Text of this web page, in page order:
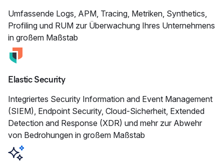
Umfassende Logs, APM, Tracing, Metriken, Synthetics,
Profiling und RUM zur Überwachung Ihres Unternehmens
in großem Maßstab
Elastic Security
Integriertes Security Information and Event Management
(SIEM), Endpoint Security, Cloud-Sicherheit, Extended
Detection and Response (XDR) und mehr zur Abwehr
von Bedrohungen in großem Maßstab